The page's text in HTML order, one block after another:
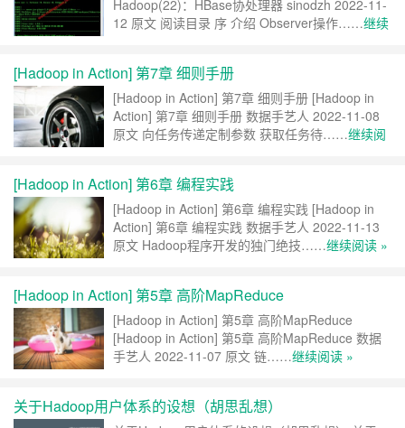
Hadoop(22)：HBase协处理器 sinodzh 2022-11-
12 原文 阅读目录 序 介绍 Observer操作……继续
[Hadoop in Action] 第7章 细则手册
[Hadoop in Action] 第7章 细则手册 [Hadoop in
Action] 第7章 细则手册 数据手艺人 2022-11-08
原文 向任务传递定制参数 获取任务待……继续阅
[Hadoop in Action] 第6章 编程实践
[Hadoop in Action] 第6章 编程实践 [Hadoop in
Action] 第6章 编程实践 数据手艺人 2022-11-13
原文 Hadoop程序开发的独门绝技……继续阅读 »
[Hadoop in Action] 第5章 高阶MapReduce
[Hadoop in Action] 第5章 高阶MapReduce
[Hadoop in Action] 第5章 高阶MapReduce 数据
手艺人 2022-11-07 原文 链……继续阅读 »
关于Hadoop用户体系的设想（胡思乱想）